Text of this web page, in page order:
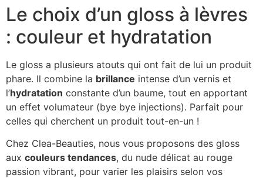
Le choix d’un gloss à lèvres
: couleur et hydratation
Le gloss a plusieurs atouts qui ont fait de lui un produit
phare. Il combine la brillance intense d’un vernis et
l’hydratation constante d’un baume, tout en apportant
un effet volumateur (bye bye injections). Parfait pour
celles qui cherchent un produit tout-en-un !
Chez Clea-Beauties, nous vous proposons des gloss
aux couleurs tendances, du nude délicat au rouge
passion vibrant, pour varier les plaisirs selon vos